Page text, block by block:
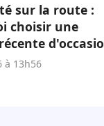
sur la route :
choisir une
écologique et
à 13h56